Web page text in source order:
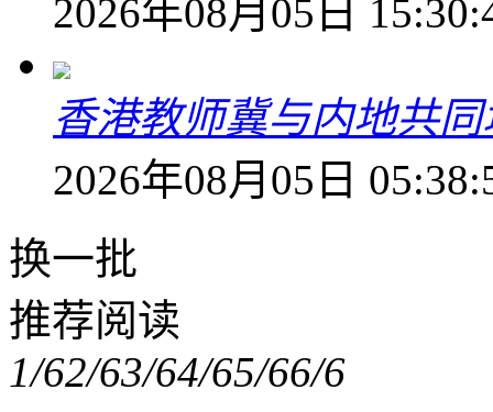
2026年08月05日
香港教师冀与内地共
2026年08月05日
换一批
推荐阅读
1/62/63/64/65/66/6